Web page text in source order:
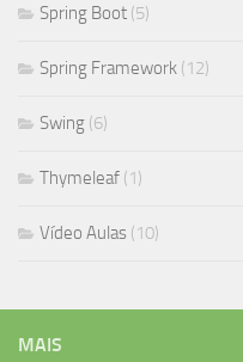
Spring Boot (5)
Spring Framework (12)
Swing (6)
Thymeleaf (1)
Vídeo Aulas (10)
MAIS